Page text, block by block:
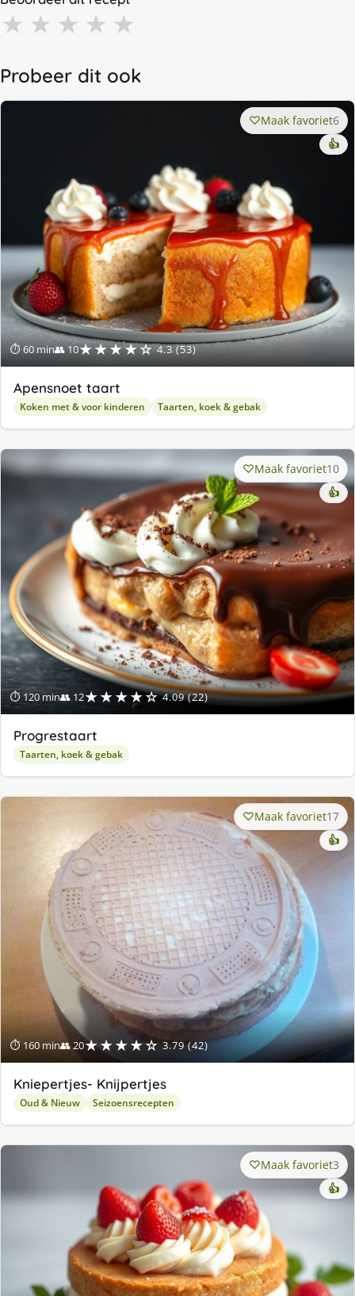
★ ★ ★ ★ ★
Probeer dit ook
⏱ 60 min👥 10★★★★☆ 4.3 (53)
Maak favoriet6
👍
Apensnoet taart
Koken met & voor kinderen Taarten, koek & gebak
⏱ 120 min👥 12★★★★☆ 4.09 (22)
Maak favoriet10
👍
Progrestaart
Taarten, koek & gebak
⏱ 160 min👥 20★★★★☆ 3.79 (42)
Maak favoriet17
👍
Kniepertjes- Knijpertjes
Oud & Nieuw Seizoensrecepten
Maak favoriet3
👍